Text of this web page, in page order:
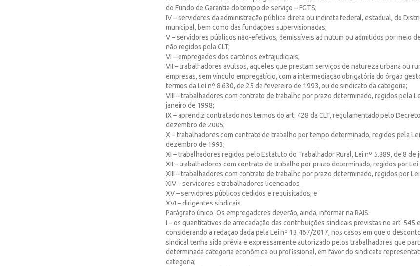
do Fundo de Garantia do tempo de serviço – FGTS;
IV – servidores da administração pública direta ou indireta federal, estadual, do
municipal, bem como das fundações supervisionadas;
V – servidores públicos não-efetivos, demissíveis ad nutum ou admitidos por meio
não regidos pela CLT;
VI – empregados dos cartórios extrajudiciais;
VII – trabalhadores avulsos, aqueles que prestam serviços de natureza urbana ou
empresas, sem vínculo empregatício, com a intermediação obrigatória do órgão
termos da Lei nº 8.630, de 25 de fevereiro de 1993, ou do sindicato da categoria;
VIII – trabalhadores com contrato de trabalho por prazo determinado, regidos pela
janeiro de 1998;
IX – aprendiz contratado nos termos do art. 428 da CLT, regulamentado pelo
dezembro de 2005;
X – trabalhadores com contrato de trabalho por tempo determinado, regidos pela
dezembro de 1993;
XI – trabalhadores regidos pelo Estatuto do Trabalhador Rural, Lei nº 5.889, de 8 de
XII – trabalhadores com contrato de trabalho por prazo determinado, regidos por Lei
XIII – trabalhadores com contrato de trabalho por prazo determinado, regidos por
XIV – servidores e trabalhadores licenciados;
XV – servidores públicos cedidos e requisitados; e
XVI – dirigentes sindicais.
Parágrafo único. Os empregadores deverão, ainda, informar na RAIS:
I – os quantitativos de arrecadação das contribuições sindicais previstas no art. 545
considerando a redação dada pela Lei nº 13.467/2017, nos casos em que o
sindical tenha sido prévia e expressamente autorizado pelos trabalhadores que
determinada categoria econômica ou profissional, em favor do sindicato
categoria;